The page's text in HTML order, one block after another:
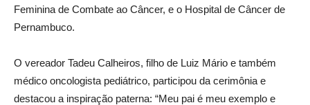
Feminina de Combate ao Câncer, e o Hospital de Câncer de
Pernambuco.
O vereador Tadeu Calheiros, filho de Luiz Mário e também
médico oncologista pediátrico, participou da cerimônia e
destacou a inspiração paterna: “Meu pai é meu exemplo e